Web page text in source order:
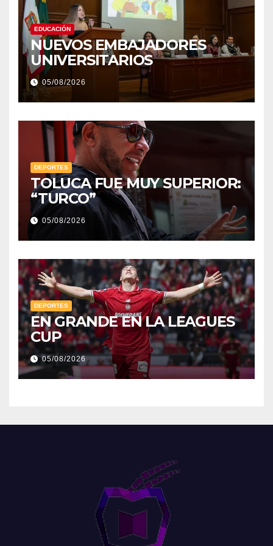
EDUCACIÓN
NUEVOS EMBAJADORES
UNIVERSITARIOS
05/08/2026
DEPORTES
TOLUCA FUE MUY SUPERIOR:
“TURCO”
05/08/2026
DEPORTES
EN GRANDE EN LA LEAGUES
CUP
05/08/2026